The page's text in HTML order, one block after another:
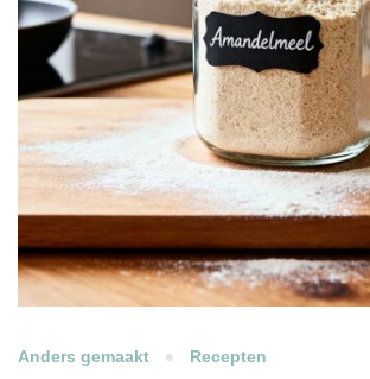
Anders gemaakt Recepten